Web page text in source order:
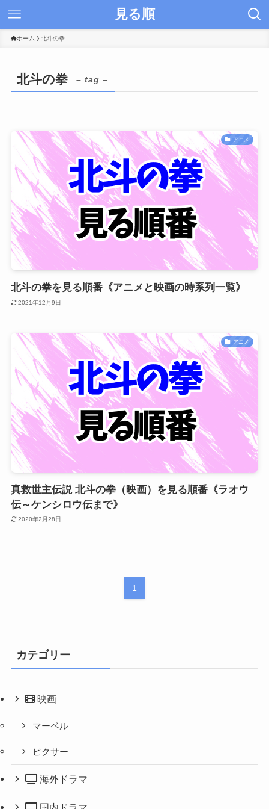
見る順
ホーム 北斗の拳
北斗の拳 – tag –
アニメ
北斗の拳を見る順番《アニメと映画の時系列一覧》
2021年12月9日
アニメ
真救世主伝説 北斗の拳（映画）を見る順番《ラオウ
伝～ケンシロウ伝まで》
2020年2月28日
1
カテゴリー
映画
マーベル
ピクサー
海外ドラマ